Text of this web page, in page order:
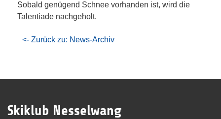
Sobald genügend Schnee vorhanden ist, wird die
Talentiade nachgeholt.
<- Zurück zu: News-Archiv
Skiklub Nesselwang